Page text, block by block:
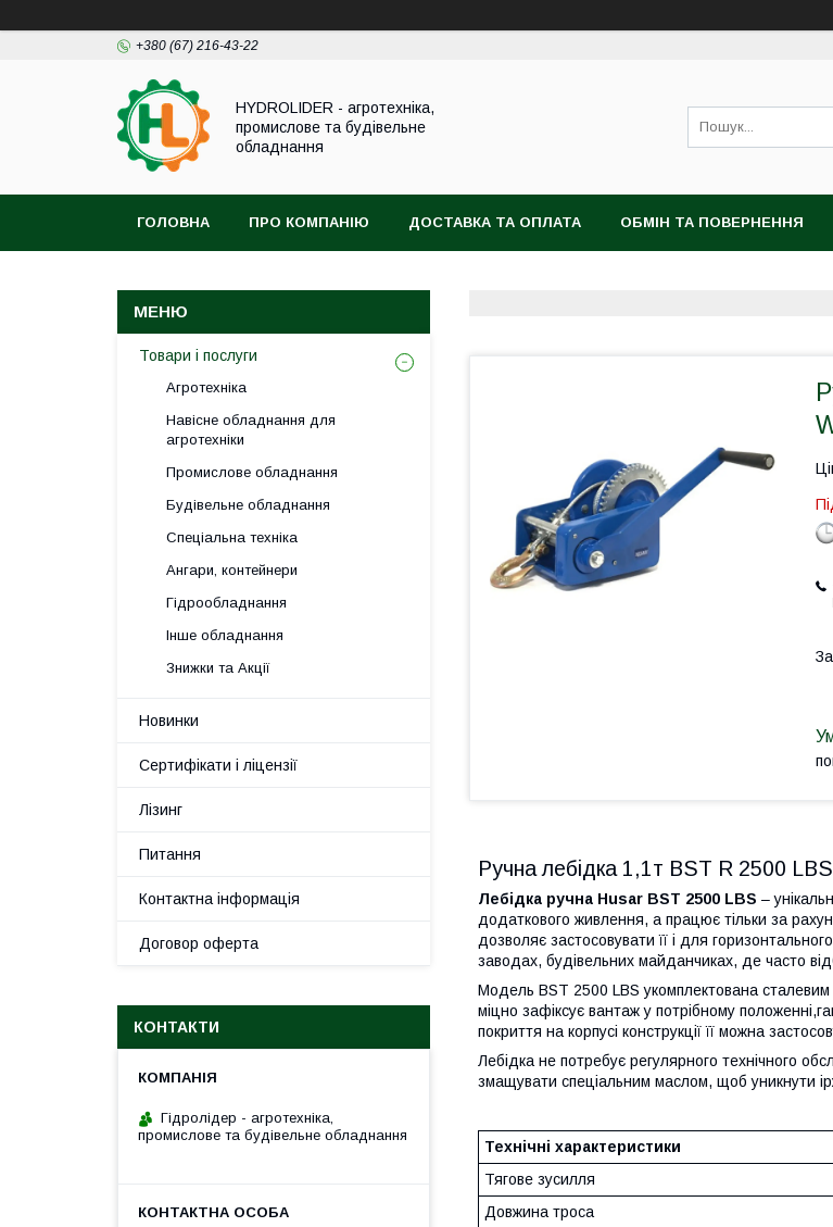
+380 (67) 216-43-22
HYDROLIDER - агротехніка,
промислове та будівельне
обладнання
ГОЛОВНА ПРО КОМПАНІЮ ДОСТАВКА ТА ОПЛАТА ОБМІН ТА ПОВЕРНЕННЯ
Ручна лебідка 1,1т BST R 2500 LBS
Лебідка ручна Husar BST 2500 LBS –
додаткового живлення, а працює тільки за
дозволяє застосовувати її і для
заводах, будівельних майданчиках, де часто
Модель BST 2500 LBS укомплектована
міцно зафіксує вантаж у потрібному
покриття на корпусі конструкції її можна
Лебідка не потребує регулярного технічного
змащувати спеціальним маслом, щоб уникнути
Технічні характеристики
Тягове зусилля
Довжина троса
Товари і послуги
Агротехніка
Навісне обладнання для
агротехніки
Промислове обладнання
Будівельне обладнання
Спеціальна техніка
Ангари, контейнери
Гідрообладнання
Інше обладнання
Знижки та Акції
Новинки
Сертифікати і ліцензії
Лізинг
Питання
Контактна інформація
Договор оферта
КОНТАКТИ
Гідролідер - агротехніка,
промислове та будівельне обладнання